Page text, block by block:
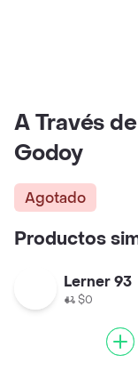
A Través
Godoy
Agotado
Productos
Lerner 93
$0